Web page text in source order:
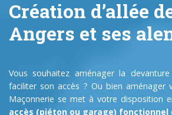
Création d’allée
Angers et ses
Vous souhaitez aménager la
faciliter son accès ? Ou bien aménager
Maçonnerie se met à votre disposition
accès (piéton ou garage) fonctionnel